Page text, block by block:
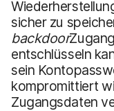
sicher zu
backdoor
entschlüsseln
sein
kompromittiert
Zugangsdaten